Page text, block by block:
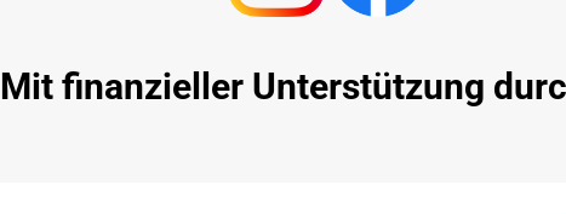
Mit finanzieller Unterstützung